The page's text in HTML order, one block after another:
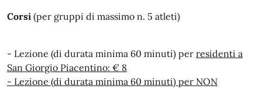
Corsi (per gruppi di massimo n. 5 atleti)
- Lezione (di durata minima 60 minuti) per residenti a
San Giorgio Piacentino: € 8
- Lezione (di durata minima 60 minuti) per NON